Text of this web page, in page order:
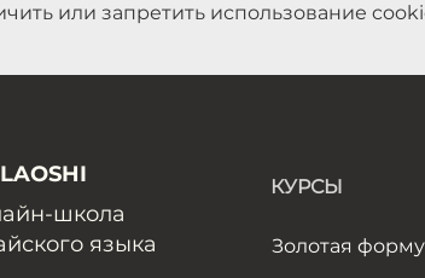
или запретить использование
школа
языка
КУРСЫ
Золотая